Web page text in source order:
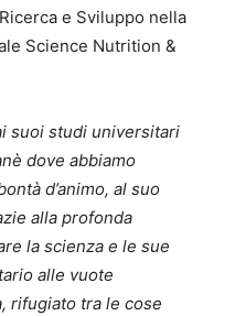
e Sviluppo nella
Science Nutrition &
suoi studi universitari
dove abbiamo
d’animo, al suo
alla profonda
la scienza e le sue
alle vuote
rifugiato tra le cose